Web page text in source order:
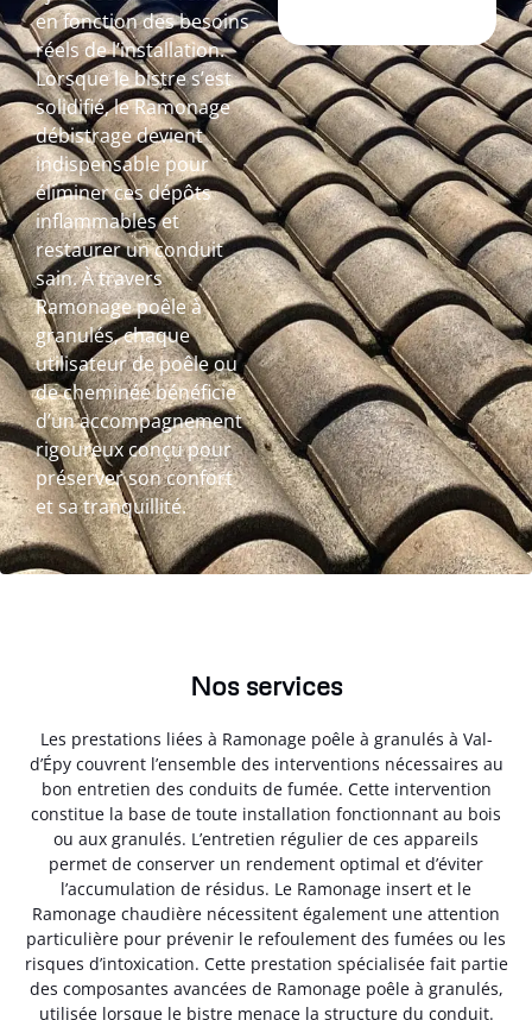
en fonction des besoins
réels de l’installation.
Lorsque le bistre s’est
solidifié, le Ramonage
débistrage devient
indispensable pour
éliminer ces dépôts
inflammables et
restaurer un conduit
sain. À travers
Ramonage poêle à
granulés, chaque
utilisateur de poêle ou
de cheminée bénéficie
d’un accompagnement
rigoureux conçu pour
préserver son confort
et sa tranquillité.
Nos services
Les prestations liées à Ramonage poêle à granulés à Val-
d’Épy couvrent l’ensemble des interventions nécessaires au
bon entretien des conduits de fumée. Cette intervention
constitue la base de toute installation fonctionnant au bois
ou aux granulés. L’entretien régulier de ces appareils
permet de conserver un rendement optimal et d’éviter
l’accumulation de résidus. Le Ramonage insert et le
Ramonage chaudière nécessitent également une attention
particulière pour prévenir le refoulement des fumées ou les
risques d’intoxication. Cette prestation spécialisée fait partie
des composantes avancées de Ramonage poêle à granulés,
utilisée lorsque le bistre menace la structure du conduit.